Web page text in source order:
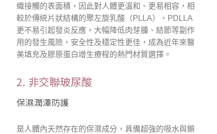
織接觸的表面積，因此對人體更溫和、更易相容，相
較於傳統片狀結構的聚左旋乳酸（PLLA），PDLLA
更不易引起發炎反應，大幅降低肉芽腫、結節等副作
用的發生風險，安全性及穩定性更佳，成為近年來醫
美填充及膠原蛋白增生療程的熱門材質選擇。
2. 非交聯玻尿酸
保濕潤澤防護
是人體內天然存在的保濕成分，具備超強的吸水與鎖